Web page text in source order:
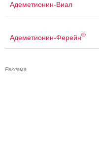
Адеметионин-Виал
Адеметионин-Ферейн®
Реклама